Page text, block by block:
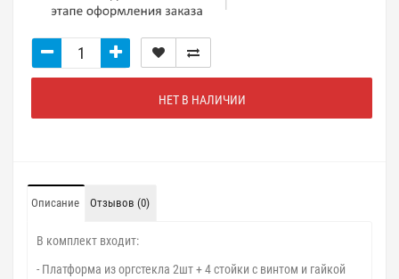
НЕТ В НАЛИЧИИ
Описание Отзывов (0)
В комплект входит:
- Платформа из оргстекла 2шт + 4 стойки с винтом и гайкой